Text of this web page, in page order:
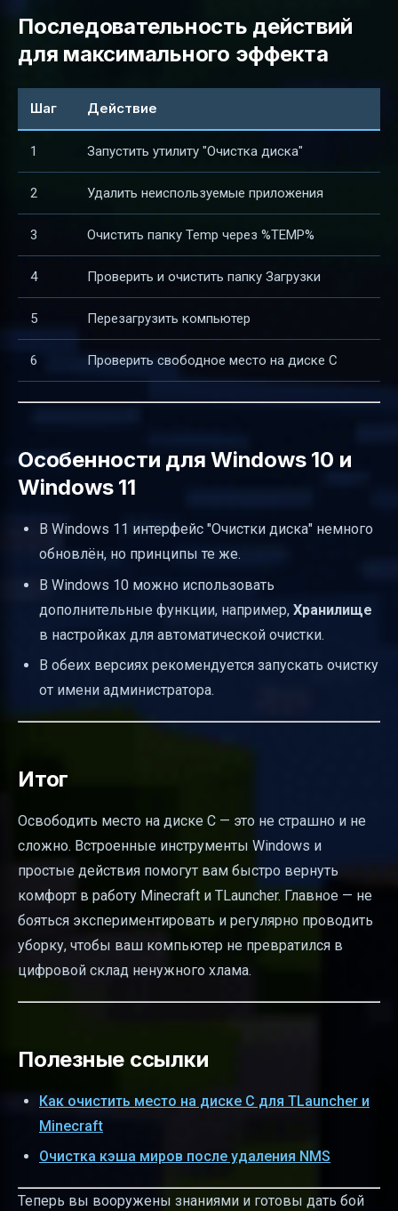
Последовательность действий
для максимального эффекта
Шаг Действие
1 Запустить утилиту "Очистка диска"
2 Удалить неиспользуемые приложения
3 Очистить папку Temp через %TEMP%
4 Проверить и очистить папку Загрузки
5 Перезагрузить компьютер
6 Проверить свободное место на диске C
Особенности для Windows 10 и
Windows 11
В Windows 11 интерфейс "Очистки диска" немного
обновлён, но принципы те же.
В Windows 10 можно использовать
дополнительные функции, например, Хранилище
в настройках для автоматической очистки.
В обеих версиях рекомендуется запускать очистку
от имени администратора.
Итог
Освободить место на диске C — это не страшно и не
сложно. Встроенные инструменты Windows и
простые действия помогут вам быстро вернуть
комфорт в работу Minecraft и TLauncher. Главное — не
бояться экспериментировать и регулярно проводить
уборку, чтобы ваш компьютер не превратился в
цифровой склад ненужного хлама.
Полезные ссылки
Как очистить место на диске С для TLauncher и
Minecraft
Очистка кэша миров после удаления NMS
Теперь вы вооружены знаниями и готовы дать бой